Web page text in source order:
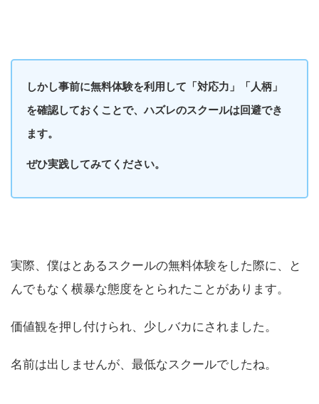
しかし事前に無料体験を利用して「対応力」「人柄」
を確認しておくことで、ハズレのスクールは回避でき
ます。
ぜひ実践してみてください。
実際、僕はとあるスクールの無料体験をした際に、と
んでもなく横暴な態度をとられたことがあります。
価値観を押し付けられ、少しバカにされました。
名前は出しませんが、最低なスクールでしたね。